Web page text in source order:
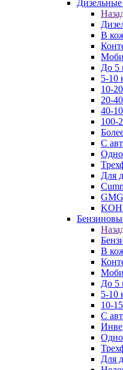
В
До 5
5-10
10-
20-
40-
100-
С
Для
В
До 5
5-10
10-
С
Для